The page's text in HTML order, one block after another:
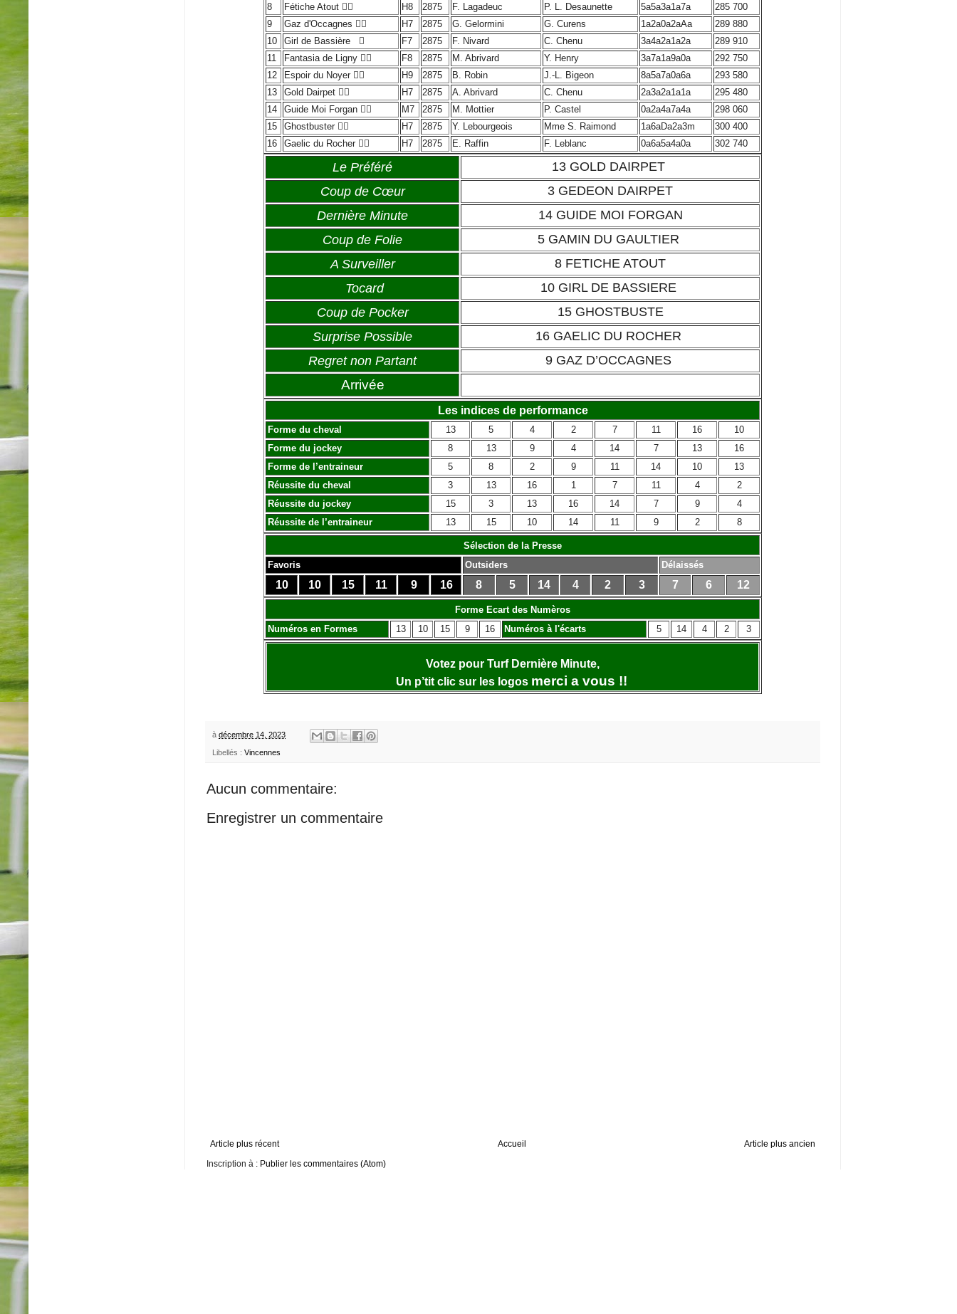
8
Fétiche Atout  H8 2875 F. Lagadeuc P. L. Desaunette 5a5a3a1a7a
285 700
9
Gaz d'Occagnes  H7 2875 G. Gelormini G. Curens 1a2a0a2aAa
289 880
10
Girl de Bassière  F7 2875 F. Nivard C. Chenu 3a4a2a1a2a
289 910
11
Fantasia de Ligny  F8 2875 M. Abrivard Y. Henry 3a7a1a9a0a
292 750
12
Espoir du Noyer  H9 2875 B. Robin J.-L. Bigeon 8a5a7a0a6a
293 580
13
Gold Dairpet  H7 2875 A. Abrivard C. Chenu 2a3a2a1a1a
295 480
14
Guide Moi Forgan  M7 2875 M. Mottier P. Castel 0a2a4a7a4a
298 060
15
Ghostbuster  H7 2875 Y. Lebourgeois Mme S. Raimond 1a6aDa2a3m
300 400
16
Gaelic du Rocher  H7 2875 E. Raffin F. Leblanc 0a6a5a4a0a 302 740
Le Préféré
13 GOLD DAIRPET
Coup de Cœur
3 GEDEON DAIRPET
Dernière Minute
14 GUIDE MOI FORGAN
Coup de Folie
5 GAMIN DU GAULTIER
A Surveiller
8 FETICHE ATOUT
Tocard
10 GIRL DE BASSIERE
Coup de Pocker
15 GHOSTBUSTE
Surprise Possible
16 GAELIC DU ROCHER
Regret non Partant
9 GAZ D’OCCAGNES
Arrivée
Les indices de performance
Forme du cheval 13 5 4 2 7 11 16
10
Forme du jockey
8 13 9 4 14 7 13
16
Forme de l’entraineur
5 8 2 9 11 14 10
13
Réussite du cheval
3 13 16 1 7 11 4
2
Réussite du jockey
15 3 13 16 14 7 9
4
Réussite de l’entraineur
13 15 10 14 11 9 2 8
Sélection de la Presse
Favoris
Outsiders Délaissés
10 10 15 11 9 16 8 5 14 4 2 3 7 6 12
Forme Ecart des Numèros
Numéros en Formes
13 10 15 9 16 Numéros à l'écarts 5 14 4 2 3
Votez pour Turf Dernière Minute,
Un p’tit clic sur les logos merci a vous !!
à décembre 14, 2023
Libellés : Vincennes
Aucun commentaire:
Enregistrer un commentaire
Article plus récent Article plus ancien
Accueil
Inscription à : Publier les commentaires (Atom)